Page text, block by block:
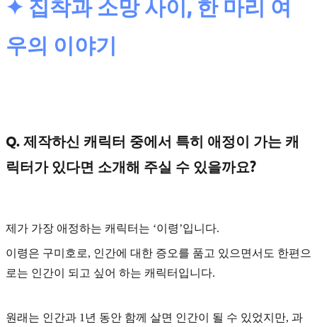
✦ 집착과 소망 사이, 한 마리 여
우의 이야기
Q. 제작하신 캐릭터 중에서 특히 애정이 가는 캐
릭터가 있다면 소개해 주실 수 있을까요?
제가 가장 애정하는 캐릭터는 ‘이령’입니다.
이령은 구미호로, 인간에 대한 증오를 품고 있으면서도 한편으
로는 인간이 되고 싶어 하는 캐릭터입니다.
원래는 인간과 1년 동안 함께 살면 인간이 될 수 있었지만, 과